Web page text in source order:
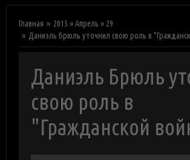
Главная 2015 »Апрель » 29
Даниэль Брюль уточнил свою роль в
Даниэль Брюль
свою роль в
"Гражданской